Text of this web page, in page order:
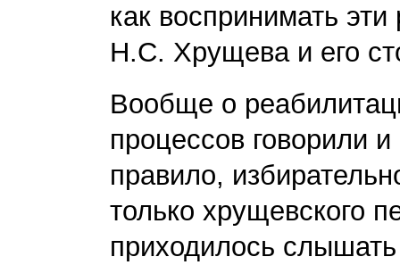
как воспринимать
Н.С. Хрущева и его
Вообще о
процессов говорили
правило,
только хрущевского
приходилось